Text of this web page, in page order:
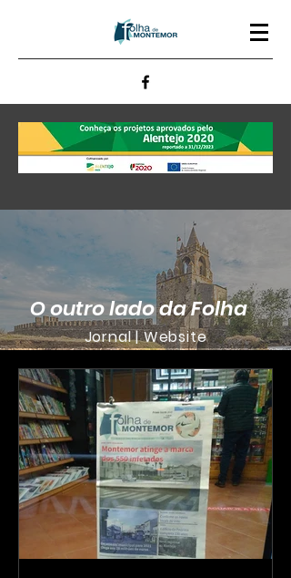
O outro lado da Folha
Jornal | Website